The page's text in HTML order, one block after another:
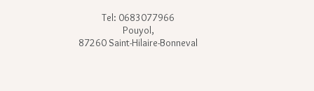
Tel: 0683077966
Pouyol,
87260 Saint-Hilaire-Bonneval